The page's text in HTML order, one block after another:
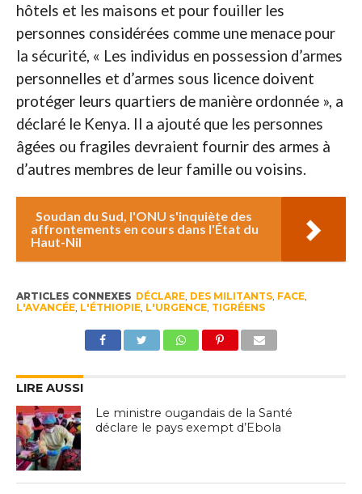
hôtels et les maisons et pour fouiller les
personnes considérées comme une menace pour
la sécurité, « Les individus en possession d’armes
personnelles et d’armes sous licence doivent
protéger leurs quartiers de manière ordonnée », a
déclaré le Kenya. Il a ajouté que les personnes
âgées ou fragiles devraient fournir des armes à
d’autres membres de leur famille ou voisins.
Soudan du Sud, l'ONU s'inquiète des
affrontements en cours dans l'État du
Haut-Nil
ARTICLES CONNEXES DÉCLARE, DES MILITANTS, FACE,
L'AVANCÉE, L'ÉTHIOPIE, L'URGENCE, TIGRÉENS
LIRE AUSSI
Le ministre ougandais de la Santé
déclare le pays exempt d’Ebola